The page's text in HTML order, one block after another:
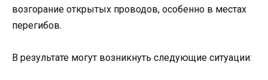
возгорание открытых проводов, особенно в местах
перегибов.
В результате могут возникнуть следующие ситуации: